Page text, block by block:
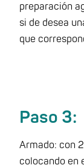
preparación
si de desea
que
Paso 3:
Armado: con
colocando en